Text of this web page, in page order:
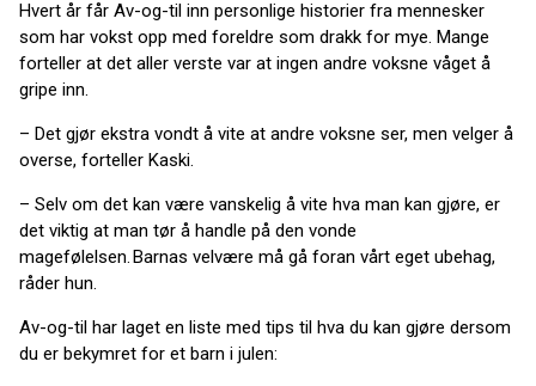
Hvert år får Av-og-til inn personlige historier fra mennesker
som har vokst opp med foreldre som drakk for mye. Mange
forteller at det aller verste var at ingen andre voksne våget å
gripe inn.
– Det gjør ekstra vondt å vite at andre voksne ser, men velger å
overse, forteller Kaski.
– Selv om det kan være vanskelig å vite hva man kan gjøre, er
det viktig at man tør å handle på den vonde
magefølelsen. Barnas velvære må gå foran vårt eget ubehag,
råder hun.
Av-og-til har laget en liste med tips til hva du kan gjøre dersom
du er bekymret for et barn i julen: